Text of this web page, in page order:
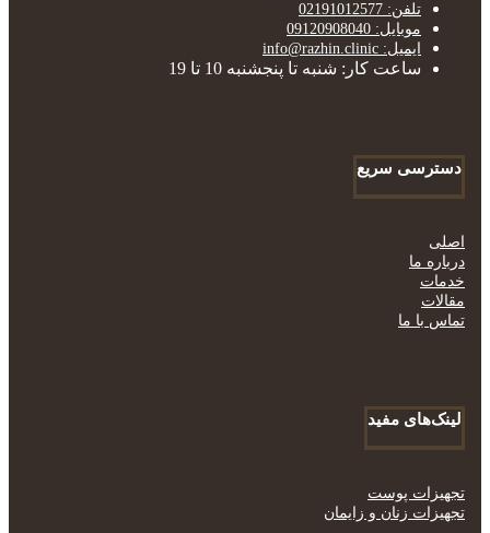
تلفن: 02191012577
موبایل: 09120908040
ایمیل: info@razhin.clinic
ساعت کار: شنبه تا پنجشنبه 10 تا 19
دسترسی سریع
اصلی
درباره ما
خدمات
مقالات
تماس با ما
لینک‌های مفید
تجهیزات پوست
تجهیزات زنان و زایمان